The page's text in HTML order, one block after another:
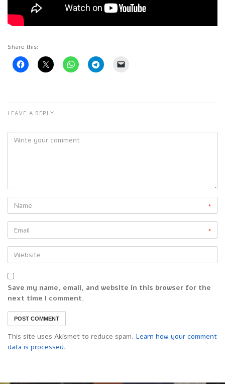
Share this:
LEAVE A REPLY
*
*
Save my name, email, and website in this browser for the
next time I comment.
This site uses Akismet to reduce spam. Learn how your comment
data is processed.